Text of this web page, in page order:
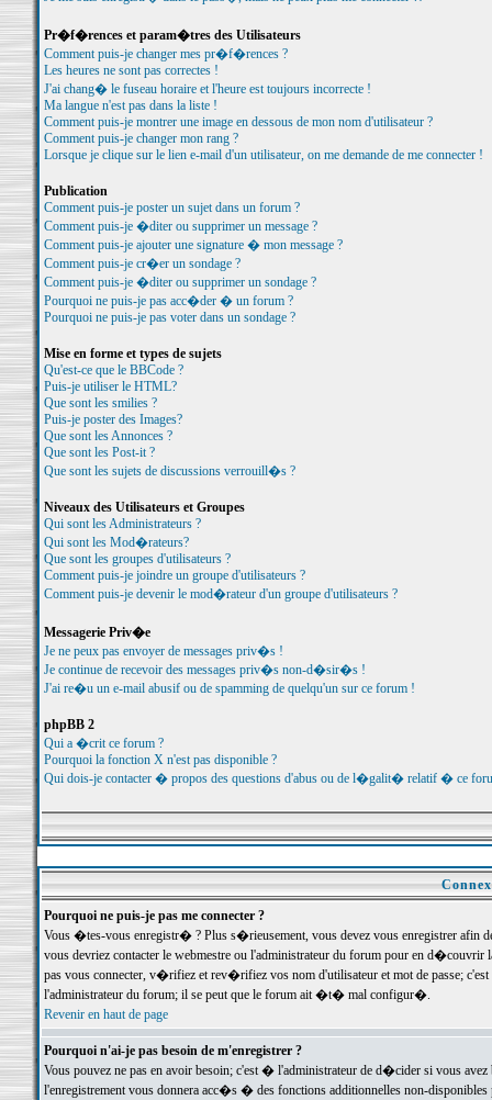
Pr�f�rences et param�tres des Utilisateurs
Comment puis-je changer mes pr�f�rences ?
Les heures ne sont pas correctes !
J'ai chang� le fuseau horaire et l'heure est toujours incorrecte !
Ma langue n'est pas dans la liste !
Comment puis-je montrer une image en dessous de mon nom d'utilisateur ?
Comment puis-je changer mon rang ?
Lorsque je clique sur le lien e-mail d'un utilisateur, on me demande de me connecter !
Publication
Comment puis-je poster un sujet dans un forum ?
Comment puis-je �diter ou supprimer un message ?
Comment puis-je ajouter une signature � mon message ?
Comment puis-je cr�er un sondage ?
Comment puis-je �diter ou supprimer un sondage ?
Pourquoi ne puis-je pas acc�der � un forum ?
Pourquoi ne puis-je pas voter dans un sondage ?
Mise en forme et types de sujets
Qu'est-ce que le BBCode ?
Puis-je utiliser le HTML?
Que sont les smilies ?
Puis-je poster des Images?
Que sont les Annonces ?
Que sont les Post-it ?
Que sont les sujets de discussions verrouill�s ?
Niveaux des Utilisateurs et Groupes
Qui sont les Administrateurs ?
Qui sont les Mod�rateurs?
Que sont les groupes d'utilisateurs ?
Comment puis-je joindre un groupe d'utilisateurs ?
Comment puis-je devenir le mod�rateur d'un groupe d'utilisateurs ?
Messagerie Priv�e
Je ne peux pas envoyer de messages priv�s !
Je continue de recevoir des messages priv�s non-d�sir�s !
J'ai re�u un e-mail abusif ou de spamming de quelqu'un sur ce forum !
phpBB 2
Qui a �crit ce forum ?
Pourquoi la fonction X n'est pas disponible ?
Qui dois-je contacter � propos des questions d'abus ou de l�galit� relatif � ce
Pourquoi ne puis-je pas me connecter ?
Vous �tes-vous enregistr� ? Plus s�rieusement, vous devez vous enregistrer
vous devriez contacter le webmestre ou l'administrateur du forum pour en
pas vous connecter, v�rifiez et rev�rifiez vos nom d'utilisateur et mot de passe;
l'administrateur du forum; il se peut que le forum ait �t� mal configur�.
Revenir en haut de page
Pourquoi n'ai-je pas besoin de m'enregistrer ?
Vous pouvez ne pas en avoir besoin; c'est � l'administrateur de d�cider si vous
l'enregistrement vous donnera acc�s � des fonctions additionnelles non-